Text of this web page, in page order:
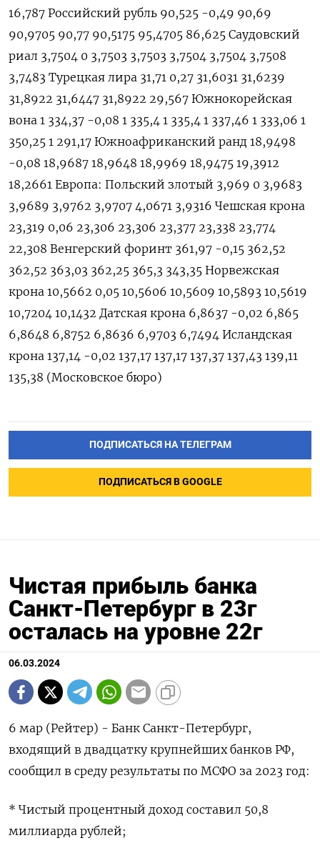
16,787 Российский рубль 90,525 -0,49 90,69
90,9705 90,77 90,5175 95,4705 86,625 Саудовский
риал 3,7504 0 3,7503 3,7503 3,7504 3,7504 3,7508
3,7483 Турецкая лира 31,71 0,27 31,6031 31,6239
31,8922 31,6447 31,8922 29,567 Южнокорейская
вона 1 334,37 -0,08 1 335,4 1 335,4 1 337,46 1 333,06 1
350,25 1 291,17 Южноафриканский ранд 18,9498
-0,08 18,9687 18,9648 18,9969 18,9475 19,3912
18,2661 Европа: Польский злотый 3,969 0 3,9683
3,9689 3,9762 3,9707 4,0671 3,9316 Чешская крона
23,319 0,06 23,306 23,306 23,377 23,338 23,774
22,308 Венгерский форинт 361,97 -0,15 362,52
362,52 363,03 362,25 365,3 343,35 Норвежская
крона 10,5662 0,05 10,5606 10,5609 10,5893 10,5619
10,7204 10,1432 Датская крона 6,8637 -0,02 6,865
6,8648 6,8752 6,8636 6,9703 6,7494 Исландская
крона 137,14 -0,02 137,17 137,17 137,37 137,43 139,11
135,38 (Московское бюро)
ПОДПИСАТЬСЯ НА ТЕЛЕГРАМ
ПОДПИСАТЬСЯ В GOOGLE
Чистая прибыль банка
Санкт-Петербург в 23г
осталась на уровне 22г
06.03.2024
6 мар (Рейтер) - Банк Санкт-Петербург,
входящий в двадцатку крупнейших банков РФ,
сообщил в среду результаты по МСФО за 2023 год:
* Чистый процентный доход составил 50,8
миллиарда рублей;